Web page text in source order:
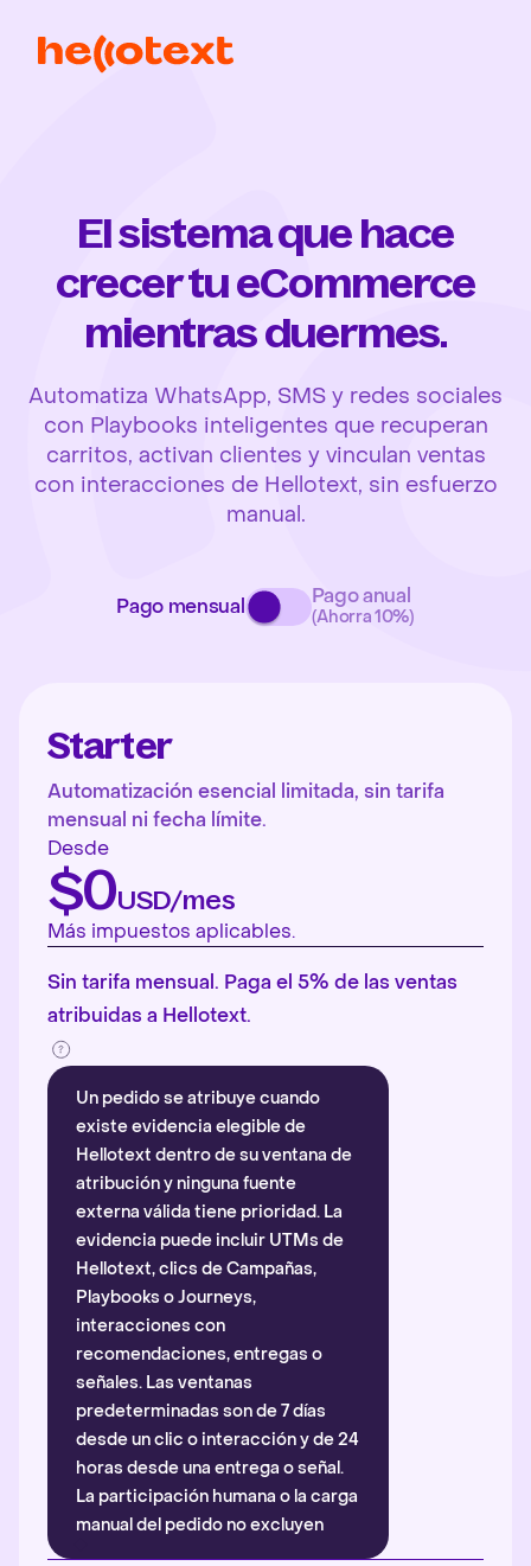
El sistema que hace
crecer tu eCommerce
mientras duermes.
Automatiza WhatsApp, SMS y redes sociales
con Playbooks inteligentes que recuperan
carritos, activan clientes y vinculan ventas
con interacciones de Hellotext, sin esfuerzo
manual.
Pago mensual Pago anual
(Ahorra 10%)
Starter
Automatización esencial limitada, sin tarifa
mensual ni fecha límite.
Desde
$0USD/mes
Más impuestos aplicables.
Sin tarifa mensual. Paga el 5% de las ventas
atribuidas a Hellotext.
Un pedido se atribuye cuando
existe evidencia elegible de
Hellotext dentro de su ventana de
atribución y ninguna fuente
externa válida tiene prioridad. La
evidencia puede incluir UTMs de
Hellotext, clics de Campañas,
Playbooks o Journeys,
interacciones con
recomendaciones, entregas o
señales. Las ventanas
predeterminadas son de 7 días
desde un clic o interacción y de 24
horas desde una entrega o señal.
La participación humana o la carga
manual del pedido no excluyen
automáticamente la atribución.